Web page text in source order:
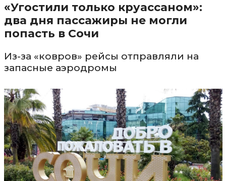
«Угостили только круассаном»:
два дня пассажиры не могли
попасть в Сочи
Из-за «ковров» рейсы отправляли на
запасные аэродромы